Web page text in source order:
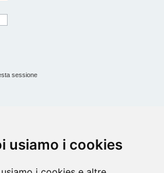
usiamo i cookies
sessione
registrato. La registrazione richiede solo
alle funzioni avanzate. L’amministratore
agli utenti. Prima di eseguire il login
e le varie regole.